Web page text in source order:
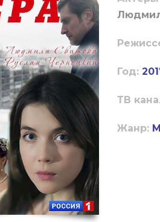
Год:
ТВ
Жанр: